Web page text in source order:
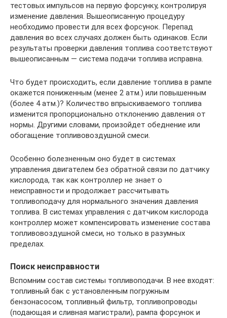
тестовых импульсов на первую форсунку, контролируя
изменение давления. Вышеописанную процедуру
необходимо провести для всех форсунок. Перепад
давления во всех случаях должен быть одинаков. Если
результаты проверки давления топлива соответствуют
вышеописанным — система подачи топлива исправна.
Что будет происходить, если давление топлива в рампе
окажется пониженным (менее 2 атм.) или повышенным
(более 4 атм.)? Количество впрыскиваемого топлива
изменится пропорционально отклонению давления от
нормы. Другими словами, произойдет обеднение или
обогащение топливовоздушной смеси.
Особенно болезненным оно будет в системах
управления двигателем без обратной связи по датчику
кислорода, так как контроллер не знает о
неисправности и продолжает рассчитывать
топливоподачу для нормального значения давления
топлива. В системах управления с датчиком кислорода
контроллер может компенсировать изменение состава
топливовоздушной смеси, но только в разумных
пределах.
Поиск неисправности
Вспомним состав системы топливоподачи. В нее входят:
топливный бак с установленным погружным
бензонасосом, топливный фильтр, топливопроводы
(подающая и сливная магистрали), рампа форсунок и